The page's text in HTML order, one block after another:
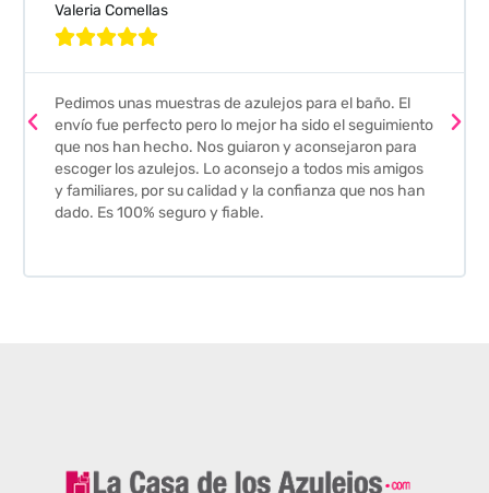
Valeria Comellas

Pedimos unas muestras de azulejos para el baño. El
envío fue perfecto pero lo mejor ha sido el seguimiento
que nos han hecho. Nos guiaron y aconsejaron para
escoger los azulejos. Lo aconsejo a todos mis amigos
y familiares, por su calidad y la confianza que nos han
dado. Es 100% seguro y fiable.